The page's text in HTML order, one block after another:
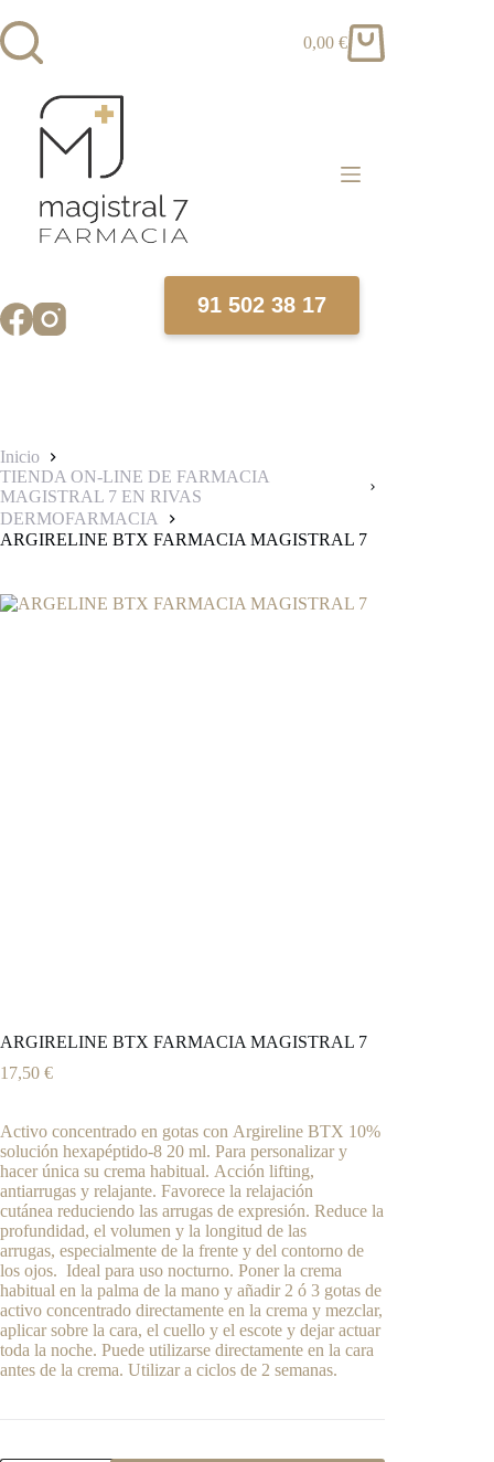
al
contenido
Carro
0,00€
91 502 38 17
Inicio
TIENDA ON-LINE DE FARMACIA
MAGISTRAL 7 EN RIVAS
DERMOFARMACIA
ARGIRELINE BTX FARMACIA MAGISTRAL 7
ARGIRELINE BTX FARMACIA MAGISTRAL 7
17,50 €
Activo concentrado en gotas con Argireline BTX 10%
solución hexapéptido-8 20 ml. Para personalizar y
hacer única su crema habitual. Acción lifting,
antiarrugas y relajante. Favorece la relajación
cutánea reduciendo las arrugas de expresión. Reduce la
profundidad, el volumen y la longitud de las
arrugas, especialmente de la frente y del contorno de
los ojos. Ideal para uso nocturno. Poner la crema
habitual en la palma de la mano y añadir 2 ó 3 gotas de
activo concentrado directamente en la crema y mezclar,
aplicar sobre la cara, el cuello y el escote y dejar actuar
toda la noche. Puede utilizarse directamente en la cara
antes de la crema. Utilizar a ciclos de 2 semanas.